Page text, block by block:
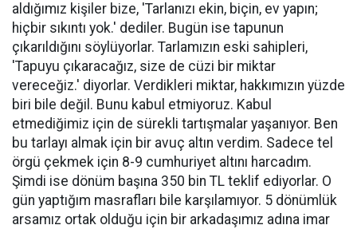
aldığımız kişiler bize, 'Tarlanızı ekin, biçin, ev yapın;
hiçbir sıkıntı yok.' dediler. Bugün ise tapunun
çıkarıldığını söylüyorlar. Tarlamızın eski sahipleri,
'Tapuyu çıkaracağız, size de cüzi bir miktar
vereceğiz.' diyorlar. Verdikleri miktar, hakkımızın yüzde
biri bile değil. Bunu kabul etmiyoruz. Kabul
etmediğimiz için de sürekli tartışmalar yaşanıyor. Ben
bu tarlayı almak için bir avuç altın verdim. Sadece tel
örgü çekmek için 8-9 cumhuriyet altını harcadım.
Şimdi ise dönüm başına 350 bin TL teklif ediyorlar. O
gün yaptığım masrafları bile karşılamıyor. 5 dönümlük
arsamız ortak olduğu için bir arkadaşımız adına imar